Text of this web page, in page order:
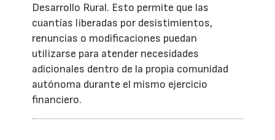
Desarrollo Rural. Esto permite que las
cuantías liberadas por desistimientos,
renuncias o modificaciones puedan
utilizarse para atender necesidades
adicionales dentro de la propia comunidad
autónoma durante el mismo ejercicio
financiero.